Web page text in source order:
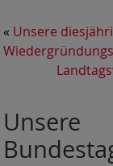
« Unsere
Unsere